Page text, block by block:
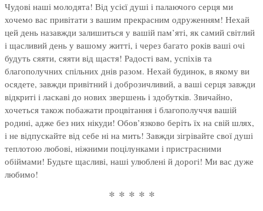
Чудові наші молодята! Від усієї душі і палаючого серця ми
хочемо вас привітати з вашим прекрасним одруженням! Нехай
цей день назавжди залишиться у вашій пам’яті, як самий світлий
і щасливий день у вашому житті, і через багато років ваші очі
будуть сяяти, сяяти від щастя! Радості вам, успіхів та
благополучних спільних днів разом. Нехай будинок, в якому ви
осядете, завжди привітний і доброзичливий, а ваші серця завжди
відкриті і ласкаві до нових звершень і здобутків. Звичайно,
хочеться також побажати процвітання і благополуччя вашій
родині, адже без них нікуди! Обов’язково беріть їх на свій шлях,
і не відпускайте від себе ні на мить! Завжди зігрівайте свої душі
теплотою любові, ніжними поцілунками і пристрасними
обіймами! Будьте щасливі, наші улюблені й дорогі! Ми вас дуже
любимо!
* * * * *